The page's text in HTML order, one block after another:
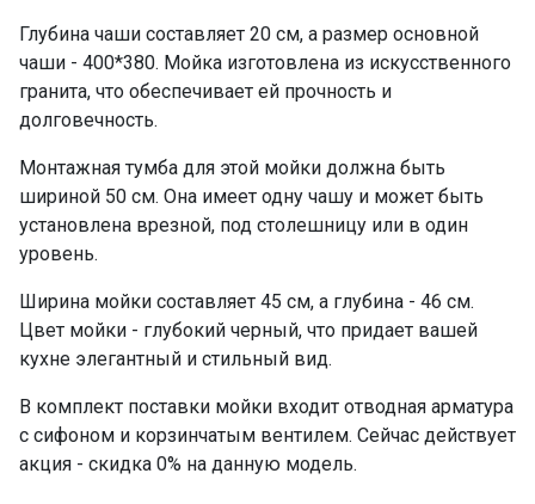
Глубина чаши составляет 20 см, а размер основной
чаши - 400*380. Мойка изготовлена из искусственного
гранита, что обеспечивает ей прочность и
долговечность.
Монтажная тумба для этой мойки должна быть
шириной 50 см. Она имеет одну чашу и может быть
установлена врезной, под столешницу или в один
уровень.
Ширина мойки составляет 45 см, а глубина - 46 см.
Цвет мойки - глубокий черный, что придает вашей
кухне элегантный и стильный вид.
В комплект поставки мойки входит отводная арматура
с сифоном и корзинчатым вентилем. Сейчас действует
акция - скидка 0% на данную модель.